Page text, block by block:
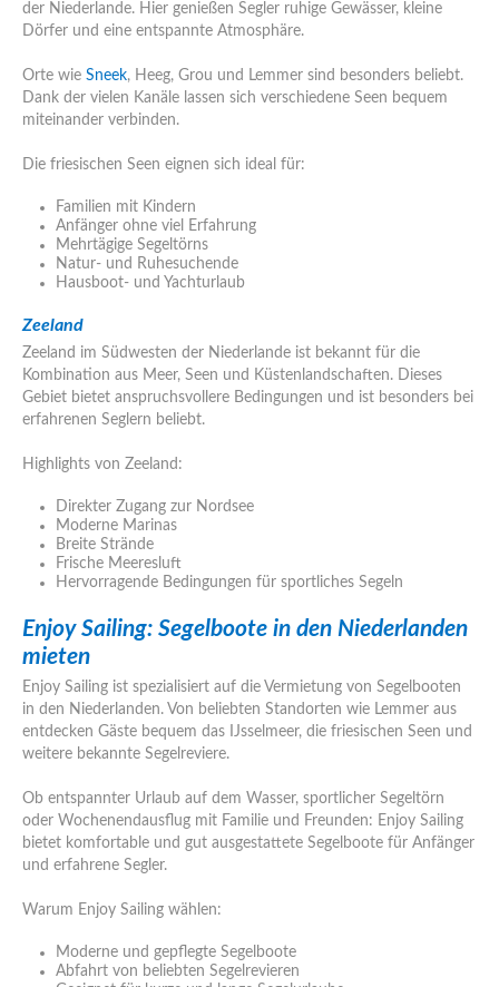
der Niederlande. Hier genießen Segler ruhige Gewässer, kleine
Dörfer und eine entspannte Atmosphäre.
Orte wie Sneek, Heeg, Grou und Lemmer sind besonders beliebt.
Dank der vielen Kanäle lassen sich verschiedene Seen bequem
miteinander verbinden.
Die friesischen Seen eignen sich ideal für:
Familien mit Kindern
Anfänger ohne viel Erfahrung
Mehrtägige Segeltörns
Natur- und Ruhesuchende
Hausboot- und Yachturlaub
Zeeland
Zeeland im Südwesten der Niederlande ist bekannt für die
Kombination aus Meer, Seen und Küstenlandschaften. Dieses
Gebiet bietet anspruchsvollere Bedingungen und ist besonders bei
erfahrenen Seglern beliebt.
Highlights von Zeeland:
Direkter Zugang zur Nordsee
Moderne Marinas
Breite Strände
Frische Meeresluft
Hervorragende Bedingungen für sportliches Segeln
Enjoy Sailing: Segelboote in den Niederlanden
mieten
Enjoy Sailing ist spezialisiert auf die Vermietung von Segelbooten
in den Niederlanden. Von beliebten Standorten wie Lemmer aus
entdecken Gäste bequem das IJsselmeer, die friesischen Seen und
weitere bekannte Segelreviere.
Ob entspannter Urlaub auf dem Wasser, sportlicher Segeltörn
oder Wochenendausflug mit Familie und Freunden: Enjoy Sailing
bietet komfortable und gut ausgestattete Segelboote für Anfänger
und erfahrene Segler.
Warum Enjoy Sailing wählen:
Moderne und gepflegte Segelboote
Abfahrt von beliebten Segelrevieren